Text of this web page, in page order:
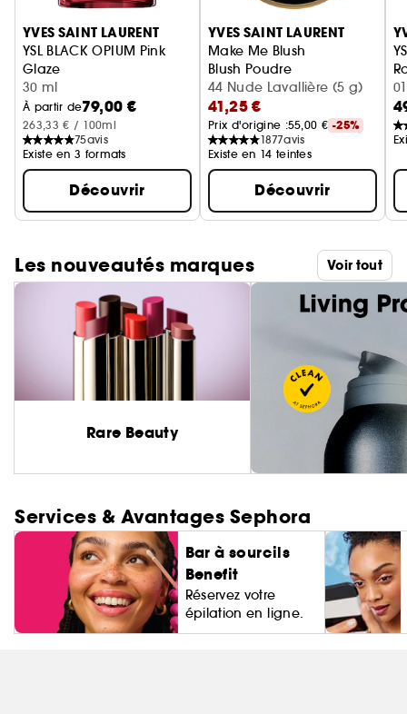
Ignorer le carrousel produits
YVES SAINT LAURENT
YSL BLACK OPIUM Pink
Glaze
Eau de Parfum femme ambrée florale & note de fraise
30 ml
À partir de79,00 €
263,33 € / 100ml
75avis
Existe en 3 formats
Découvrir
YVES SAINT LAURENT
Make Me Blush
Blush Poudre
44 Nude Lavallière (5 g)
41,25 €
Prix d'origine :55,00 € -25%
1877avis
Existe en 14 teintes
Découvrir
Les nouveautés marques Voir tout
Rare Beauty
Services & Avantages Sephora
Bar à sourcils
Benefit
Réservez votre
épilation en ligne.